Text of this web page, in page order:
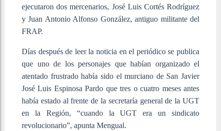
ejecutaron dos mercenarios, José Luis Cortés Rodríguez
y Juan Antonio Alfonso González, antiguo militante del
FRAP.
Días después de leer la noticia en el periódico se publica
que uno de los personajes que habían organizado el
atentado frustrado había sido el murciano de San Javier
José Luis Espinosa Pardo que tres o cuatro meses antes
había estado al frente de la secretaría general de la UGT
en la Región, “cuando la UGT era un sindicato
revolucionario”, apunta Mengual.